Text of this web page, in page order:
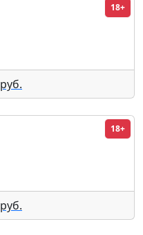
18+
руб.
18+
руб.